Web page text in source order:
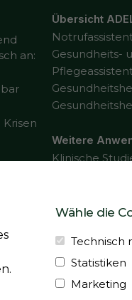
an:
Krisen
Übersicht
Gesundheits-
Weitere
Klinische
Wähle die
Technisch
Statistiken
Marketing